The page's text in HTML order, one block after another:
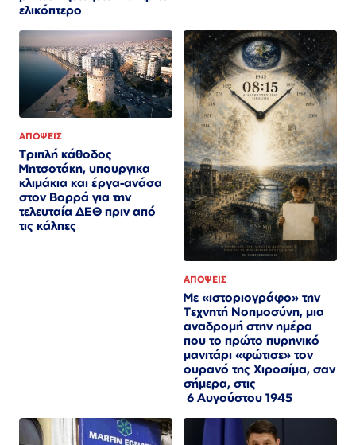
ελικόπτερο​​​​​​​​​​​​​​​​​​​​​​​​​​​​​​​​​​​​​​​​​​​​​​​​​​
ΑΠΟΨΕΙΣ
Τριπλή κάθοδος
Μητσοτάκη, υπουργικα
κλιμάκια και έργα-ανάσα
στον Βορρά για την
τελευταία ΔΕΘ πριν από
τις κάλπες
ΑΠΟΨΕΙΣ
Με «ιστοριογράφο» την
Τεχνητή Νοημοσύνη, μια
αναδρομή στην ημέρα
που το πρώτο πυρηνικό
μανιτάρι «φώτισε» τον
ουρανό της Χιροσίμα, σαν
σήμερα, στις
6 Αυγούστου 1945